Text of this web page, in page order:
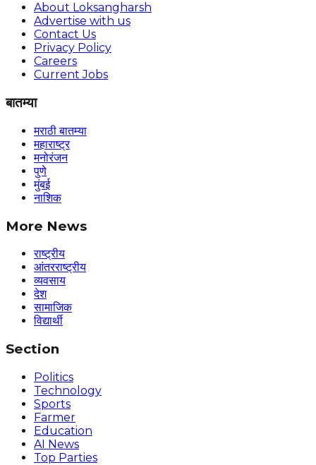
About Loksangharsh
Advertise with us
Contact Us
Privacy Policy
Careers
Current Jobs
बातम्या
मराठी बातम्या
महाराष्ट्र
मनोरंजन
पुणे
मुंबई
नाशिक
More News
राष्ट्रीय
आंतरराष्ट्रीय
व्यवसाय
देश
सामाजिक
विद्यार्थी
Section
Politics
Technology
Sports
Farmer
Education
AI News
Top Parties